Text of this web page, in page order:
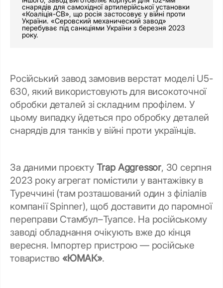
снарядів для самохідної артилерійської установки
«Коаліція-СВ», що росія застосовує у війні проти
України. «Серовский механический завод»
перебуває під санкціями України з березня 2023
року.
Російський завод замовив верстат моделі U5-
630, який використовують для високоточної
обробки деталей зі складним профілем. У
цьому випадку йдеться про обробку деталей
снарядів для танків у війні проти українців.
За даними проєкту Trap Aggressor, 30 серпня
2023 року агрегат помістили у вантажівку в
Туреччині (там розташований один з філіалів
компанії Spinner), щоб доставити до паромної
переправи Стамбул–Туапсе. На російському
заводі обладнання очікують вже до кінця
вересня. Імпортер пристрою — російське
товариство «ЮМАК».